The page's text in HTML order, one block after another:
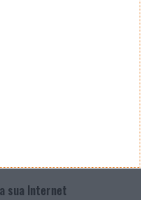
sua Internet